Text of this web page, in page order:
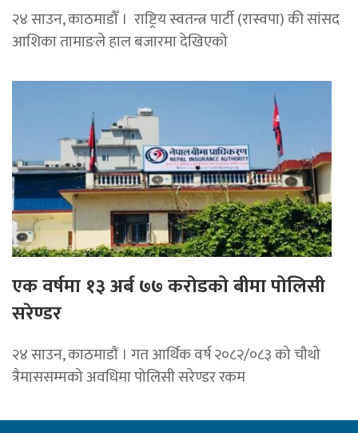
२४ साउन, काठमाडौँ । राष्ट्रिय स्वतन्त्र पार्टी (रास्वपा) की सांसद
आशिका तामाङले हाल बजारमा देखिएको
एक वर्षमा १३ अर्ब ७७ करोडको बीमा पोलिसी
सरेण्डर
२४ साउन, काठमाडाैं । गत आर्थिक वर्ष २०८२/०८३ को चौथो
त्रैमाससम्मको अवधिमा पोलिसी सरेण्डर रकम